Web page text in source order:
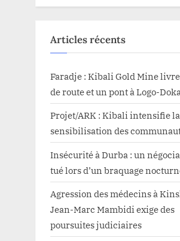
Articles récents
Faradje : Kibali Gold Mine
de route et un pont à Logo-
Projet/ARK : Kibali intensifie la
sensibilisation des
Insécurité à Durba : un
tué lors d’un braquage
Agression des médecins à
Jean-Marc Mambidi exige des
poursuites judiciaires